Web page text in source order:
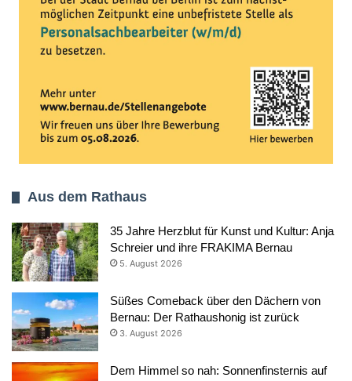
Aus dem Rathaus
35 Jahre Herzblut für Kunst und Kultur: Anja
Schreier und ihre FRAKIMA Bernau
5. August 2026
Süßes Comeback über den Dächern von
Bernau: Der Rathaushonig ist zurück
3. August 2026
Dem Himmel so nah: Sonnenfinsternis auf